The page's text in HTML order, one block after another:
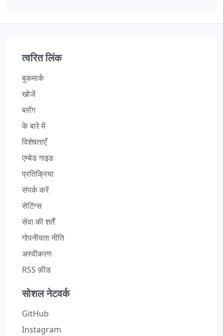
त्वरित लिंक
बुकमार्क
खोजें
ब्लॉग
के बारे में
विशेषताएँ
एम्बेड गाइड
प्रतिक्रिया
संपर्क करें
सेटिंग्स
सेवा की शर्तें
गोपनीयता नीति
अस्वीकरण
RSS फ़ीड
सोशल नेटवर्क
GitHub
Instagram